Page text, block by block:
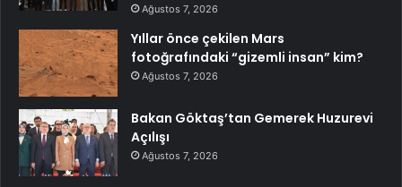
Ağustos 7, 2026
Yıllar önce çekilen Mars
fotoğrafındaki “gizemli insan” kim?
Ağustos 7, 2026
Bakan Göktaş’tan Gemerek Huzurevi
Açılışı
Ağustos 7, 2026